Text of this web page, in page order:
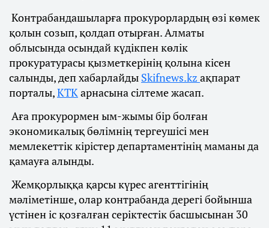
Контрабандашыларға прокурорлардың өзі көмек
қолын созып, қолдап отырған. Алматы
облысында осындай күдікпен көлік
прокуратурасы қызметкерінің қолына кісен
салынды, деп хабарлайды Skifnews.kz ақпарат
порталы,КТКарнасына сілтеме жасап.
Аға прокурормен ым-жымы бір болған
экономикалық бөлімнің тергеушісі мен
мемлекеттік кірістер департаментінің маманы да
қамауға алынды.
Жемқорлыққа қарсы күрес агенттігінің
мәліметінше, олар контрабанда дерегі бойынша
үстінен іс қозғалған серіктестік басшысынан 30